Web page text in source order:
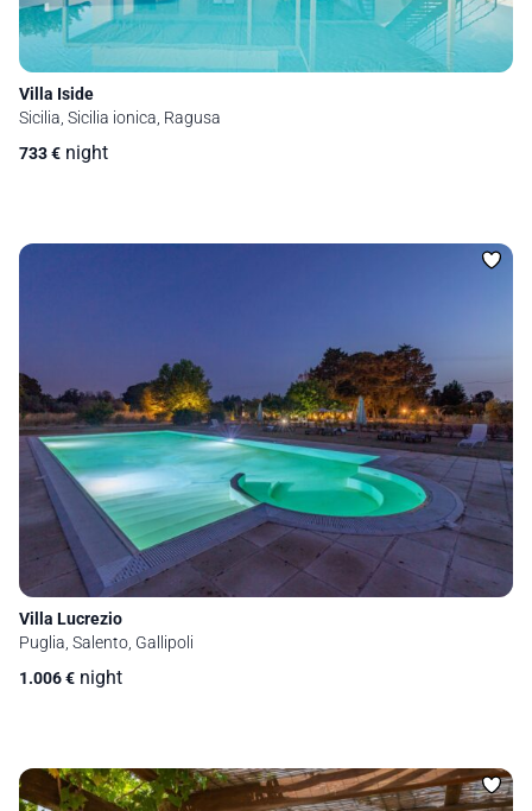
Villa Iside
Sicilia, Sicilia ionica, Ragusa
733€ night
Villa Lucrezio
Puglia, Salento, Gallipoli
1.006€ night